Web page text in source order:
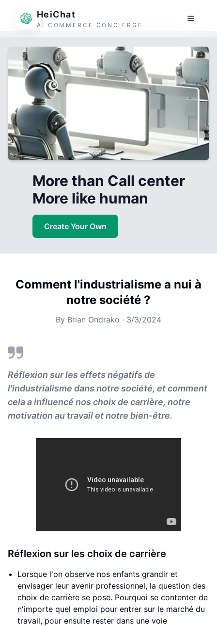
HeiChat
AI COMMERCE CONCIERGE
More than Call center
More like human
Create Your Own
Comment l'industrialisme a nui à
notre société ?
By Brian Ondrako · 3/3/2024
Réflexion sur les effets négatifs de
l'industrialisme dans notre société, et comment
cela a influencé nos choix de carrière, notre
motivation au travail et notre bien-être.
Réflexion sur les choix de carrière
Lorsque l'on observe nos enfants grandir et
envisager leur avenir professionnel, la question des
choix de carrière se pose. Pourquoi se contenter de
n'importe quel emploi pour entrer sur le marché du
travail, pour ensuite rester dans une voie